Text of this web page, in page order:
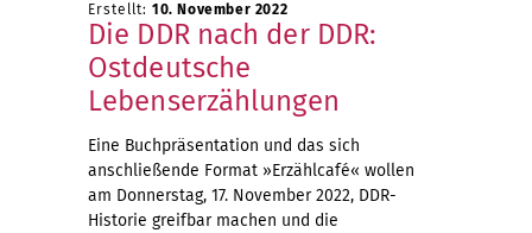
Erstellt: 10. November 2022
Die DDR nach der DDR:
Ostdeutsche
Lebenserzählungen
Eine Buchpräsentation und das sich
anschließende Format »Erzählcafé« wollen
am Donnerstag, 17. November 2022, DDR-
Historie greifbar machen und die